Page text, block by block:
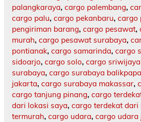
palangkaraya, cargo palembang,
cargo palu, cargo pekanbaru, cargo
pengiriman barang, cargo pesawat,
murah, cargo pesawat surabaya,
pontianak, cargo samarinda, cargo
sidoarjo, cargo solo, cargo
surabaya, cargo surabaya
jakarta, cargo surabaya makassar,
cargo tanjung pinang, cargo
dari lokasi saya, cargo terdekat dari
termurah, cargo udara, cargo udara